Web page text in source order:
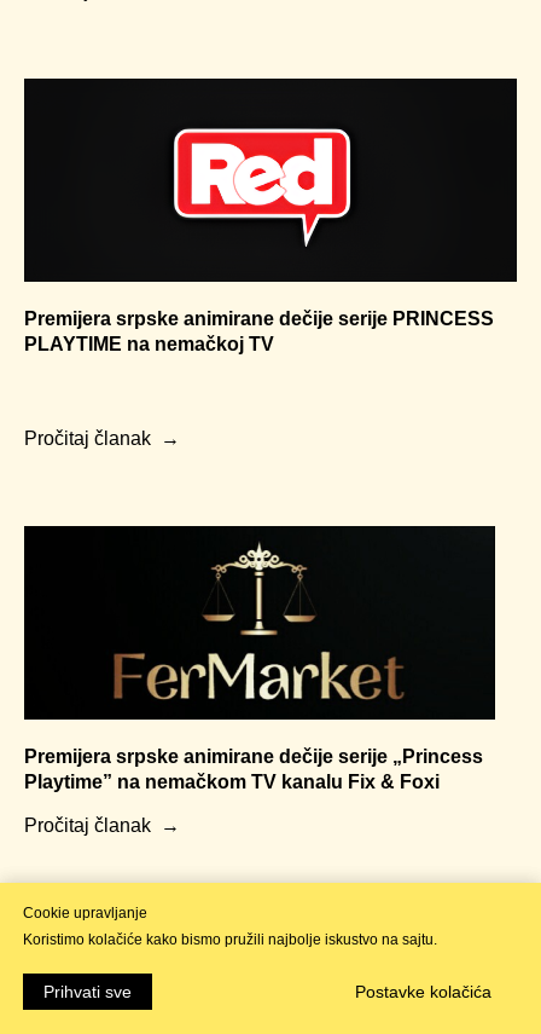
Premijera srpske animirane dečije serije PRINCESS
PLAYTIME na nemačkoj TV
Pročitaj članak
Premijera srpske animirane dečije serije „Princess
Playtime” na nemačkom TV kanalu Fix & Foxi
Pročitaj članak
Cookies managing
We use cookies to provide the best site experience.
Accept All Cookie Settings
Cookie upravljanje
Koristimo kolačiće kako bismo pružili najbolje iskustvo na sajtu.
Prihvati sve Postavke kolačića